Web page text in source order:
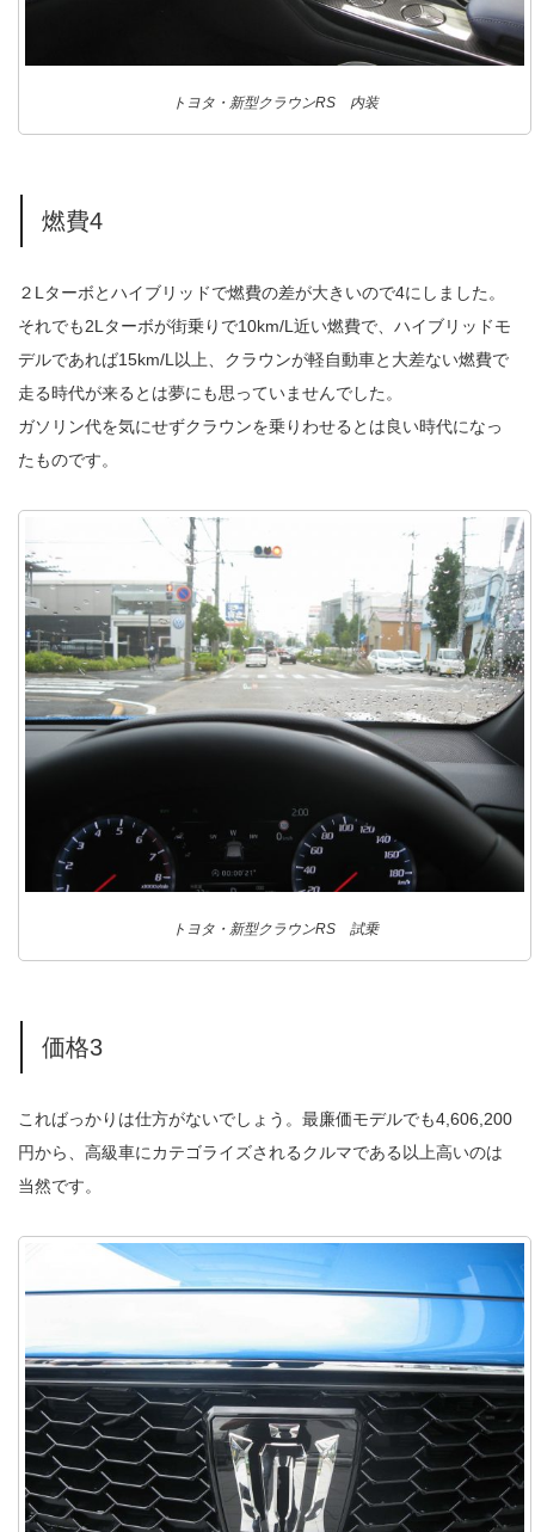
トヨタ・新型クラウンRS 内装
燃費4
２Lターボとハイブリッドで燃費の差が大きいので4にしました。
それでも2Lターボが街乗りで10km/L近い燃費で、ハイブリッドモ
デルであれば15km/L以上、クラウンが軽自動車と大差ない燃費で
走る時代が来るとは夢にも思っていませんでした。
ガソリン代を気にせずクラウンを乗りわせるとは良い時代になっ
たものです。
トヨタ・新型クラウンRS 試乗
価格3
こればっかりは仕方がないでしょう。最廉価モデルでも4,606,200
円から、高級車にカテゴライズされるクルマである以上高いのは
当然です。